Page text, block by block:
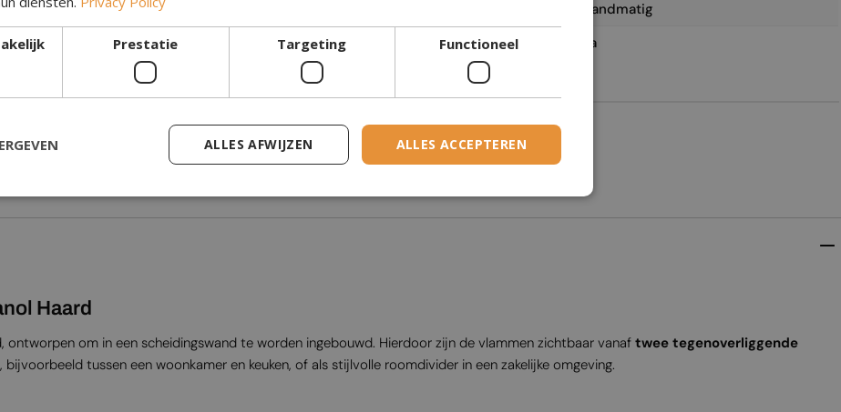
Handmatig
Glas inbegrepen
Ja
Algemeen / commercieel
Garantie
Haard
om in een scheidingswand te worden ingebouwd. Hierdoor zijn de vlammen zichtbaar vanaf twee tegenoverliggende
tussen een woonkamer en keuken, of als stijlvolle roomdivider in een zakelijke omgeving.
DUTCH
FRENCH
GERMAN
GREEK
Prestatie Targeting Functioneel
ALLES ACCEPTEREN
ALLES AFWIJZEN